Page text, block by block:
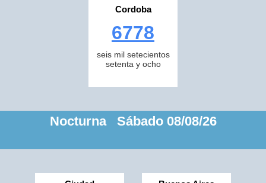
Cordoba
6778
seis mil setecientos
setenta y ocho
Nocturna Sábado 08/08/26